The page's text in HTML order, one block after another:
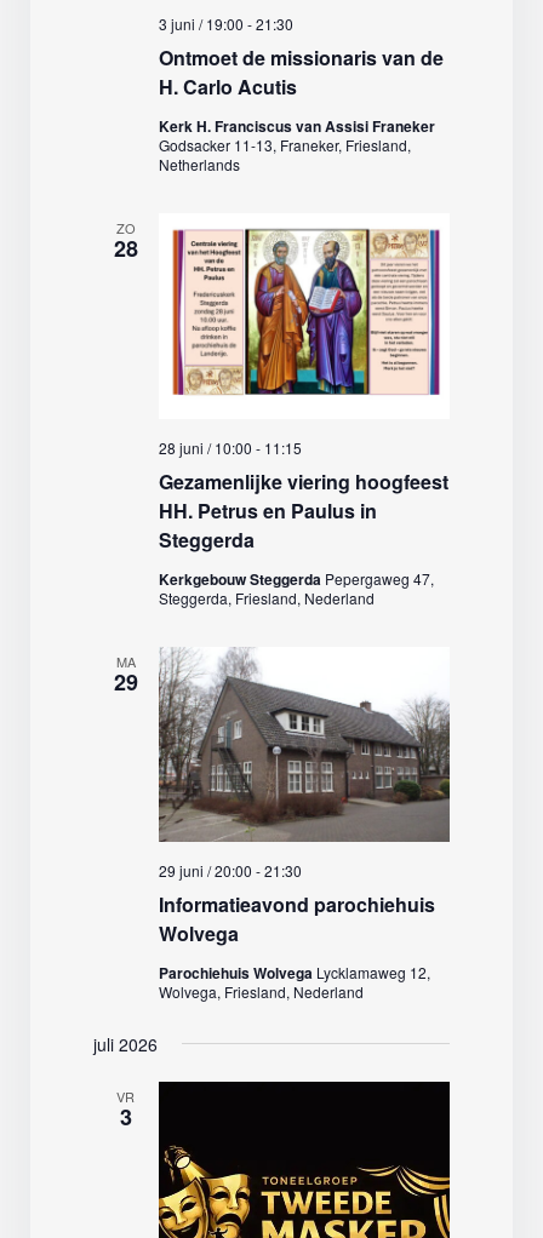
Ontmoet de missionaris van de
H. Carlo Acutis
3 juni / 19:00 -21:30
Kerk H. Franciscus van Assisi Franeker
Godsacker 11-13, Franeker, Friesland,
Netherlands
ZO
28
Gezamenlijke viering hoogfeest
HH. Petrus en Paulus in
Steggerda
28 juni / 10:00 - 11:15
Kerkgebouw Steggerda Pepergaweg 47,
Steggerda, Friesland, Nederland
MA
29
Informatieavond parochiehuis
Wolvega
29 juni / 20:00 -21:30
Parochiehuis Wolvega Lycklamaweg 12,
Wolvega, Friesland, Nederland
juli 2026
VR
3